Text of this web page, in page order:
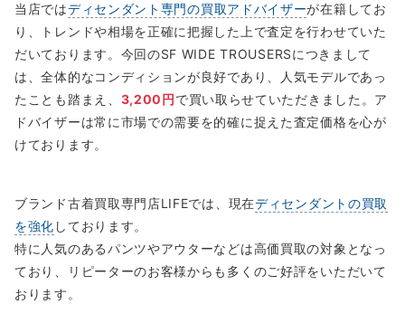
当店ではディセンダント専門の買取アドバイザーが在籍してお
り、トレンドや相場を正確に把握した上で査定を行わせていた
だいております。今回のSF WIDE TROUSERSにつきまして
は、全体的なコンディションが良好であり、人気モデルであっ
たことも踏まえ、 3,200円で買い取らせていただきました。ア
ドバイザーは常に市場での需要を的確に捉えた査定価格を心が
けております。
ブランド古着買取専門店LIFEでは、現在ディセンダントの買取
を強化 しております。
特に人気のあるパンツやアウターなどは高価買取の対象となっ
ており、リピーターのお客様からも多くのご好評をいただいて
おります。